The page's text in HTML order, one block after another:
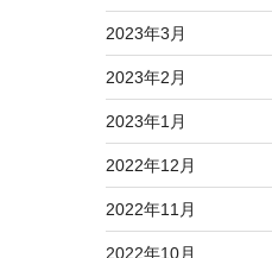
2023年3月
2023年2月
2023年1月
2022年12月
2022年11月
2022年10月